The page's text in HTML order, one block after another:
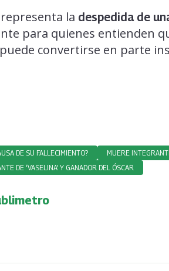
la despedida de
para quienes entienden
convertirse en parte
DE SU FALLECIMIENTO?
MUERE
DE ‘VASELINA’ Y GANADOR DEL ÓSCAR